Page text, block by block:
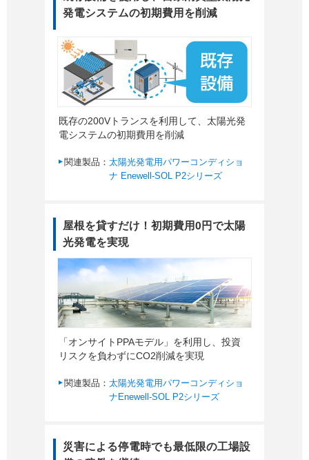
発電システムの初期費用を削減
既存の200Vトランスを利用して、太陽光発
電システムの初期費用を削減
関連製品： 太陽光発電用パワーコンディショ
ナ Enewell-SOL P2シリーズ
屋根を貸すだけ！初期費用0円で太陽
光発電を実現
「オンサイトPPAモデル」を利用し、投資
リスクを負わずにCO2削減を実現
関連製品： 太陽光発電用パワーコンディショ
ナEnewell-SOL P2シリーズ
災害による停電時でも最低限の工場設